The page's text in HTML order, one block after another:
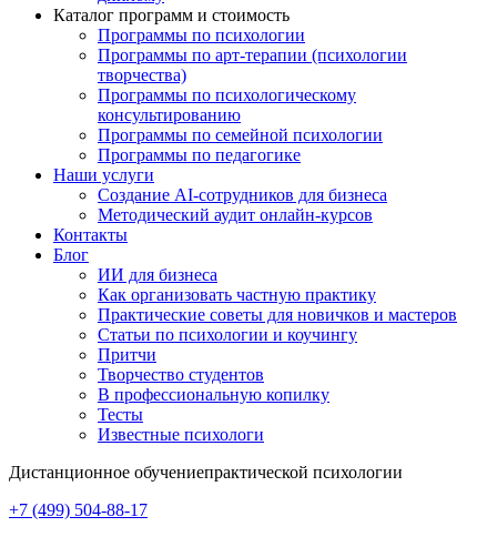
Каталог программ и стоимость
Программы по психологии
Программы по арт-терапии (психологии
творчества)
Программы по психологическому
консультированию
Программы по семейной психологии
Программы по педагогике
Наши услуги
Создание AI-сотрудников для бизнеса
Методический аудит онлайн-курсов
Контакты
Блог
ИИ для бизнеса
Как организовать частную практику
Практические советы для новичков и мастеров
Статьи по психологии и коучингу
Притчи
Творчество студентов
В профессиональную копилку
Тесты
Известные психологи
Дистанционное обучениепрактической психологии
+7 (499) 504-88-17